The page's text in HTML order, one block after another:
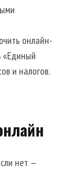
онлайн-
«Единый
и налогов.
нет —